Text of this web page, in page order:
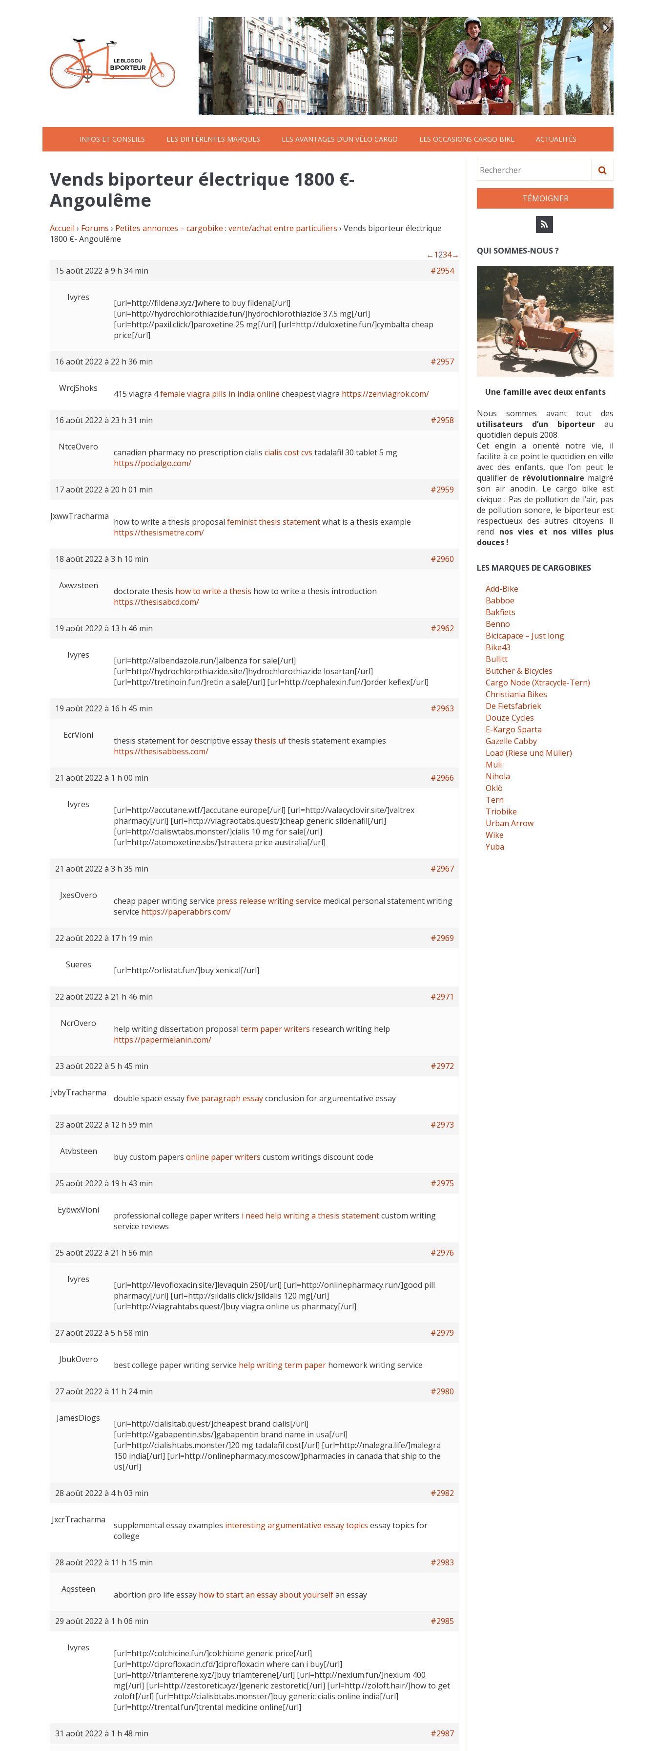
INFOS ET CONSEILS LES DIFFÉRENTES MARQUES LES AVANTAGES D’UN VÉLO CARGO LES OCCASIONS CARGO BIKE ACTUALITÉS
Vends biporteur électrique 1800 €-
Angoulême
Accueil › Forums › Petites annonces – cargobike : vente/achat entre particuliers › Vends biporteur électrique
1800 €- Angoulême
← 1234→
15 août 2022 à 9 h 34 min
#2954
Ivyres
[url=http://fildena.xyz/]where to buy fildena[/url]
[url=http://hydrochlorothiazide.fun/]hydrochlorothiazide 37.5 mg[/url]
[url=http://paxil.click/]paroxetine 25 mg[/url] [url=http://duloxetine.fun/]cymbalta cheap
price[/url]
16 août 2022 à 22 h 36 min #2957
WrcjShoks
415 viagra 4female viagra pills in india online cheapest viagra https://zenviagrok.com/
16 août 2022 à 23 h 31 min #2958
NtceOvero
canadien pharmacy no prescription cialis cialis cost cvs tadalafil 30 tablet 5 mg
https://pocialgo.com/
17 août 2022 à 20 h 01 min #2959
JxwwTracharma
how to write a thesis proposal feminist thesis statementwhat is a thesis example
https://thesismetre.com/
18 août 2022 à 3 h 10 min #2960
Axwzsteen
doctorate thesis how to write a thesis how to write a thesis introduction
https://thesisabcd.com/
19 août 2022 à 13 h 46 min #2962
Ivyres
[url=http://albendazole.run/]albenza for sale[/url]
[url=http://hydrochlorothiazide.site/]hydrochlorothiazide losartan[/url]
[url=http://tretinoin.fun/]retin a sale[/url] [url=http://cephalexin.fun/]order keflex[/url]
19 août 2022 à 16 h 45 min #2963
EcrVioni
thesis statement for descriptive essaythesis ufthesis statement examples
https://thesisabbess.com/
21 août 2022 à 1 h 00 min #2966
Ivyres
[url=http://accutane.wtf/]accutane europe[/url] [url=http://valacyclovir.site/]valtrex
pharmacy[/url] [url=http://viagraotabs.quest/]cheap generic sildenafil[/url]
[url=http://cialiswtabs.monster/]cialis 10 mg for sale[/url]
[url=http://atomoxetine.sbs/]strattera price australia[/url]
21 août 2022 à 3 h 35 min #2967
JxesOvero
cheap paper writing service press release writing service medical personal statement writing
service https://paperabbrs.com/
22 août 2022 à 17 h 19 min #2969
Sueres
[url=http://orlistat.fun/]buy xenical[/url]
22 août 2022 à 21 h 46 min #2971
NcrOvero
help writing dissertation proposal term paper writers research writing help
https://papermelanin.com/
23 août 2022 à 5 h 45 min #2972
JvbyTracharma
double space essayfive paragraph essayconclusion for argumentative essay
23 août 2022 à 12 h 59 min #2973
Atvbsteen
buy custom papers online paper writers custom writings discount code
25 août 2022 à 19 h 43 min #2975
EybwxVioni
professional college paper writers i need help writing a thesis statementcustom writing
service reviews
25 août 2022 à 21 h 56 min #2976
Ivyres
[url=http://levofloxacin.site/]levaquin 250[/url] [url=http://onlinepharmacy.run/]good pill
pharmacy[/url] [url=http://sildalis.click/]sildalis 120 mg[/url]
[url=http://viagrahtabs.quest/]buy viagra online us pharmacy[/url]
27 août 2022 à 5 h 58 min #2979
JbukOvero
best college paper writing service help writing term paper homework writing service
27 août 2022 à 11 h 24 min #2980
JamesDiogs
[url=http://cialisltab.quest/]cheapest brand cialis[/url]
[url=http://gabapentin.sbs/]gabapentin brand name in usa[/url]
[url=http://cialishtabs.monster/]20 mg tadalafil cost[/url] [url=http://malegra.life/]malegra
150 india[/url] [url=http://onlinepharmacy.moscow/]pharmacies in canada that ship to the
us[/url]
28 août 2022 à 4 h 03 min #2982
JxcrTracharma
supplemental essay examples interesting argumentative essay topics essay topics for
college
28 août 2022 à 11 h 15 min #2983
Aqssteen
abortion pro life essay how to start an essay about yourselfan essay
29 août 2022 à 1 h 06 min #2985
Ivyres
[url=http://colchicine.fun/]colchicine generic price[/url]
[url=http://ciprofloxacin.cfd/]ciprofloxacin where can i buy[/url]
[url=http://triamterene.xyz/]buy triamterene[/url] [url=http://nexium.fun/]nexium 400
mg[/url] [url=http://zestoretic.xyz/]generic zestoretic[/url] [url=http://zoloft.hair/]how to get
zoloft[/url] [url=http://cialisbtabs.monster/]buy generic cialis online india[/url]
[url=http://trental.fun/]trental medicine online[/url]
31 août 2022 à 1 h 48 min #2987
TÉMOIGNER
QUI SOMMES-NOUS ?
Une famille avec deux enfants
Nous sommes avant tout des
utilisateurs d’un biporteur au
quotidien depuis 2008.
Cet engin a orienté notre vie, il
facilite à ce point le quotidien en ville
avec des enfants, que l’on peut le
qualifier de révolutionnaire malgré
son air anodin. Le cargo bike est
civique : Pas de pollution de l’air, pas
de pollution sonore, le biporteur est
respectueux des autres citoyens. Il
rend nos vies et nos villes plus
douces !
LES MARQUES DE CARGOBIKES
Add-Bike
Babboe
Bakfiets
Benno
Bicicapace – Just long
Bike43
Bullitt
Butcher & Bicycles
Cargo Node (Xtracycle-Tern)
Christiania Bikes
De Fietsfabriek
Douze Cycles
E-Kargo Sparta
Gazelle Cabby
Load (Riese und Müller)
Muli
Nihola
Oklö
Tern
Triobike
Urban Arrow
Wike
Yuba